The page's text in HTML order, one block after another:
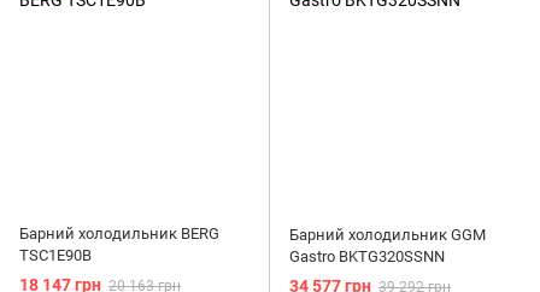
Шейкери Для темперування
Барний холодильник BERG
TSC1E90B
18 147 грн 20 163 грн
Барний холодильник GGM
Gastro BKTG320SSNN
34 577 грн 39 292 грн